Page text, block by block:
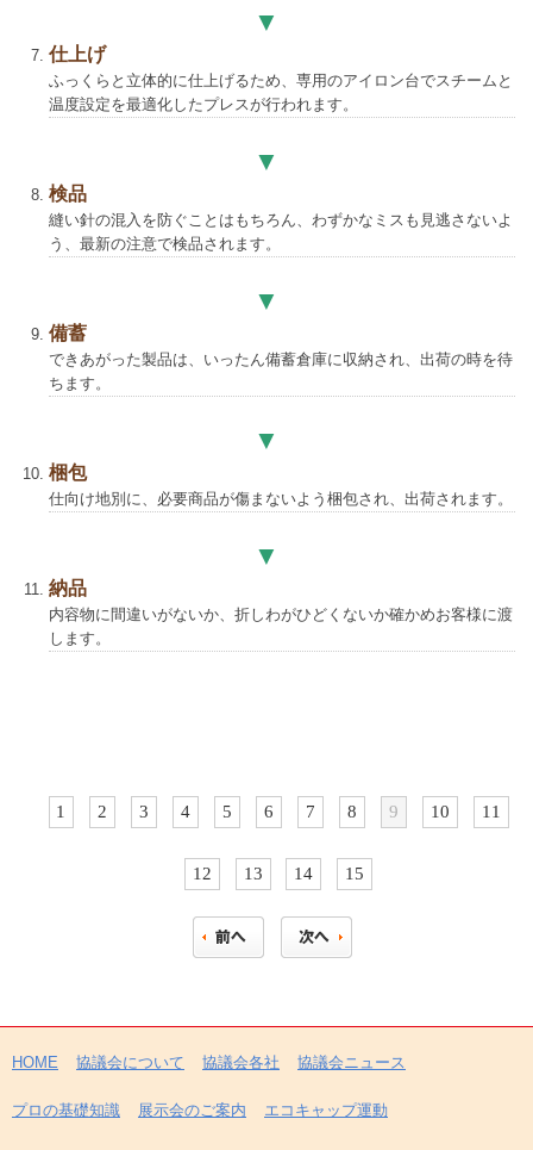
仕上げ
ふっくらと立体的に仕上げるため、専用のアイロン台でスチームと
温度設定を最適化したプレスが行われます。
検品
縫い針の混入を防ぐことはもちろん、わずかなミスも見逃さないよ
う、最新の注意で検品されます。
備蓄
できあがった製品は、いったん備蓄倉庫に収納され、出荷の時を待
ちます。
梱包
仕向け地別に、必要商品が傷まないよう梱包され、出荷されます。
納品
内容物に間違いがないか、折しわがひどくないか確かめお客様に渡
します。
1 2 3 4 5 6 7 8 9 10 11
12 13 14 15
HOME 協議会について 協議会各社 協議会ニュース
プロの基礎知識 展示会のご案内 エコキャップ運動